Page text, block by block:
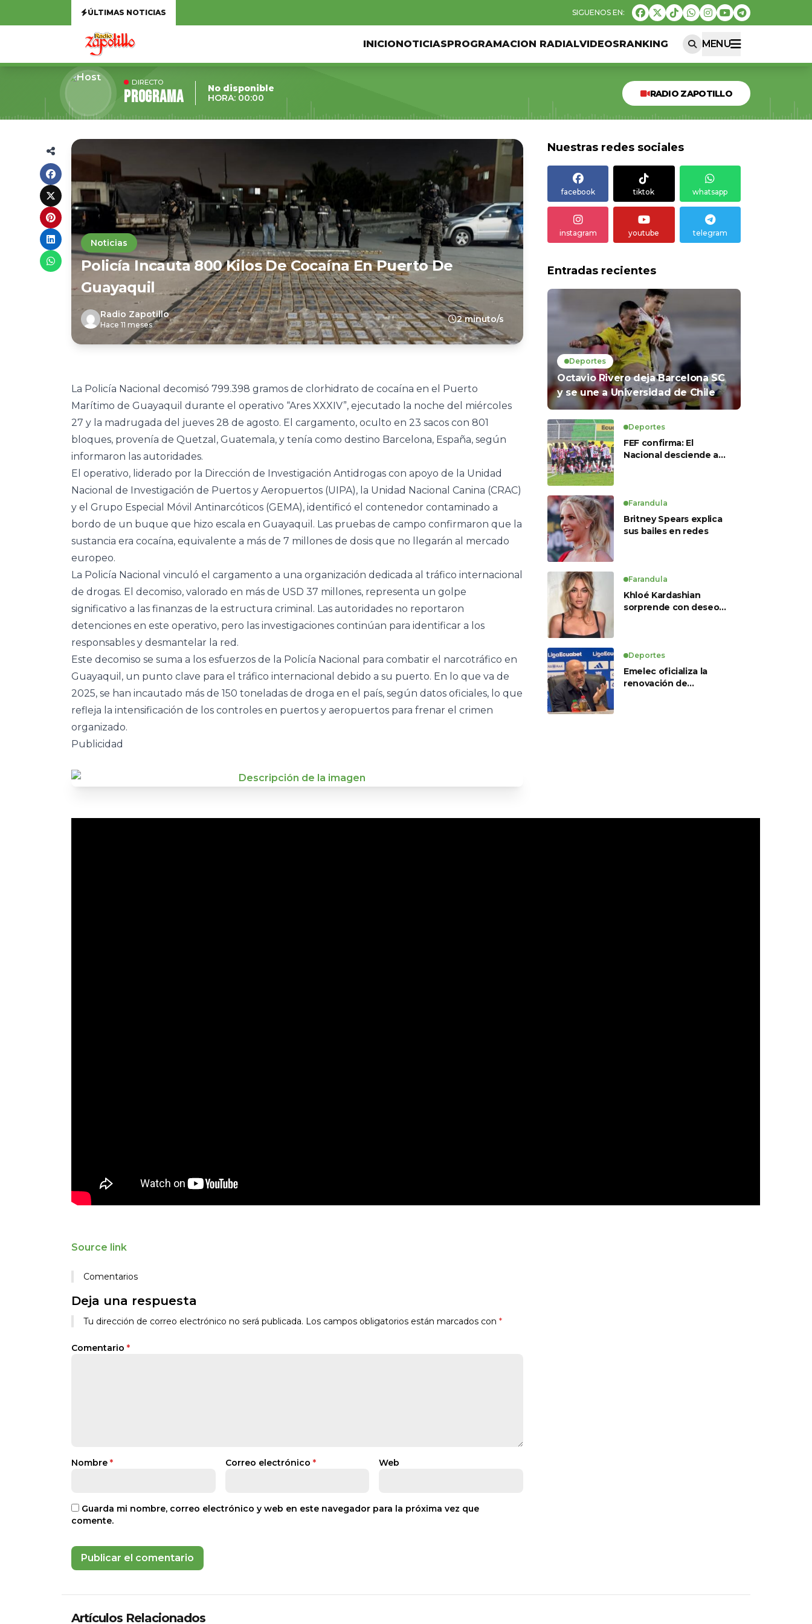
ÚLTIMAS NOTICIAS
INICIONOTICIASPROGRAMACION RADIALVIDEOSRANKING MENU
DIRECTO
Programa
No disponible
HORA: 00:00
RADIO ZAPOTILLO
Noticias
Policía Incauta 800 Kilos De Cocaína En Puerto De
Guayaquil
Radio Zapotillo
Hace 11 meses
2 minuto/s
La Policía Nacional decomisó 799.398 gramos de clorhidrato de cocaína en el Puerto
Marítimo de Guayaquil durante el operativo “Ares XXXIV”, ejecutado la noche del miércoles
27 y la madrugada del jueves 28 de agosto. El cargamento, oculto en 23 sacos con 801
bloques, provenía de Quetzal, Guatemala, y tenía como destino Barcelona, España, según
informaron las autoridades.
El operativo, liderado por la Dirección de Investigación Antidrogas con apoyo de la Unidad
Nacional de Investigación de Puertos y Aeropuertos (UIPA), la Unidad Nacional Canina (CRAC)
y el Grupo Especial Móvil Antinarcóticos (GEMA), identificó el contenedor contaminado a
bordo de un buque que hizo escala en Guayaquil. Las pruebas de campo confirmaron que la
sustancia era cocaína, equivalente a más de 7 millones de dosis que no llegarán al mercado
europeo.
La Policía Nacional vinculó el cargamento a una organización dedicada al tráfico internacional
de drogas. El decomiso, valorado en más de USD 37 millones, representa un golpe
significativo a las finanzas de la estructura criminal. Las autoridades no reportaron
detenciones en este operativo, pero las investigaciones continúan para identificar a los
responsables y desmantelar la red.
Este decomiso se suma a los esfuerzos de la Policía Nacional para combatir el narcotráfico en
Guayaquil, un punto clave para el tráfico internacional debido a su puerto. En lo que va de
2025, se han incautado más de 150 toneladas de droga en el país, según datos oficiales, lo que
refleja la intensificación de los controles en puertos y aeropuertos para frenar el crimen
organizado.
Publicidad
Source link
Comentarios
Deja una respuesta
Tu dirección de correo electrónico no será publicada. Los campos obligatorios están marcados con *
Comentario *
Nombre * Correo electrónico * Web
Guarda mi nombre, correo electrónico y web en este navegador para la próxima vez que
comente.
Alternative:
Nuestras redes sociales
facebook tiktok whatsapp
instagram youtube telegram
Entradas recientes
Deportes
Octavio Rivero deja Barcelona SC
y se une a Universidad de Chile
Deportes
FEF confirma: El
Nacional desciende a
ascienden para LigaPro
2026
Farandula
Britney Spears explica
sus bailes en redes
Farandula
Khloé Kardashian
sorprende con deseo
Deportes
Emelec oficializa la
renovación de
Artículos Relacionados